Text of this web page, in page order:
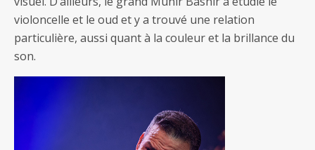
violoncelle et le oud et y a trouvé une relation
particulière, aussi quant à la couleur et la brillance du
son.